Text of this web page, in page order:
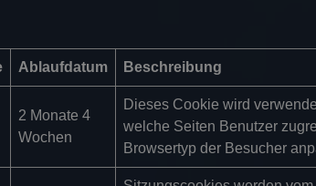
Ablaufdatum Beschreibung
2 Monate 4
Wochen
Dieses Cookie wird
welche Seiten Benutzer
Browsertyp der Besucher